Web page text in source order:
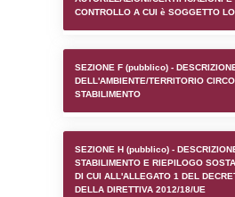
SEZIONE D
CONTROLLO A